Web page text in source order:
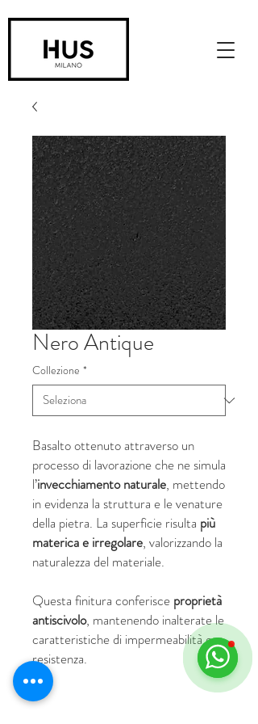
Nero Antique
Collezione *
Basalto ottenuto attraverso un
processo di lavorazione che ne simula
l’invecchiamento naturale, mettendo
in evidenza la struttura e le venature
della pietra. La superficie risulta più
materica e irregolare, valorizzando la
naturalezza del materiale.
Questa finitura conferisce proprietà
antiscivolo, mantenendo inalterate le
caratteristiche di impermeabilità e
resistenza.